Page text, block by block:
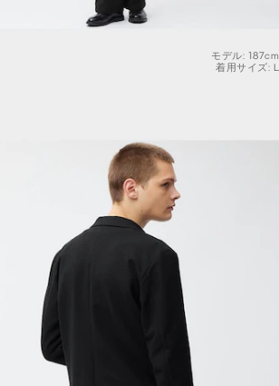
モデル: 187cm
着用サイズ: L